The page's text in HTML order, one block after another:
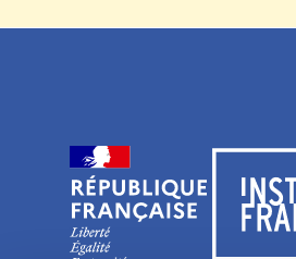
Visiter le